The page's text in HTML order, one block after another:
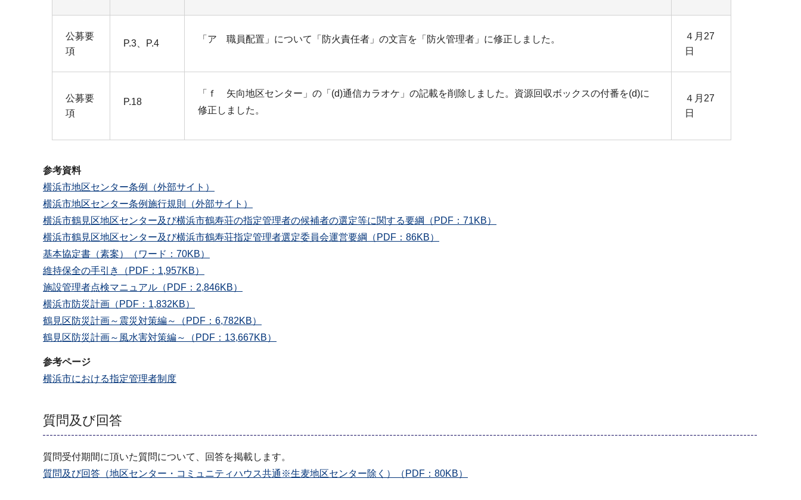
公募要
項
P.3、P.4 「ア 職員配置」について「防火責任者」の文言を「防火管理者」に修正しました。
４月27
日
公募要
項
P.18
「ｆ 矢向地区センター」の「(d)通信カラオケ」の記載を削除しました。資源回収ボックスの付番を(d)に
修正しました。
４月27
日
参考資料
横浜市地区センター条例（外部サイト）
横浜市地区センター条例施行規則（外部サイト）
横浜市鶴見区地区センター及び横浜市鶴寿荘の指定管理者の候補者の選定等に関する要綱（PDF：71KB）
横浜市鶴見区地区センター及び横浜市鶴寿荘指定管理者選定委員会運営要綱（PDF：86KB）
基本協定書（素案）（ワード：70KB）
維持保全の手引き（PDF：1,957KB）
施設管理者点検マニュアル（PDF：2,846KB）
横浜市防災計画（PDF：1,832KB）
鶴見区防災計画～震災対策編～（PDF：6,782KB）
鶴見区防災計画～風水害対策編～（PDF：13,667KB）
参考ページ
横浜市における指定管理者制度
質問及び回答
質問受付期間に頂いた質問について、回答を掲載します。
質問及び回答（地区センター・コミュニティハウス共通※生麦地区センター除く）（PDF：80KB）